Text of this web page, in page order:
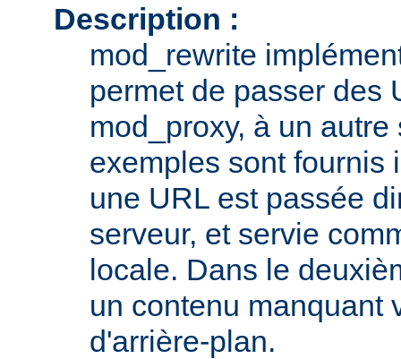
Description :
mod_rewrite
permet de passer des
mod_proxy, à un autre
exemples sont fournis
une URL est passée
serveur, et servie
locale. Dans le
un contenu manquant
d'arrière-plan.